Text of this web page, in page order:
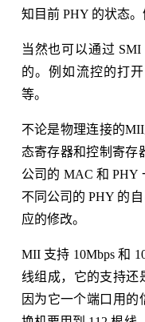
知目前 PHY 的状态
当然也可以通过
的。例如流控的打
等。
不论是物理连接的
态寄存器和控制寄存
公司的 MAC 和 PHY
不同公司的 PHY 的
应的修改。
MII 支持 10Mbps 和
线组成，它的支持还
因为它一个端口用的